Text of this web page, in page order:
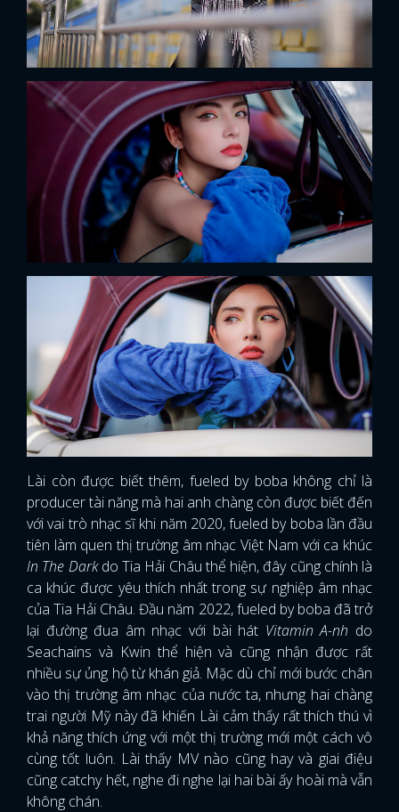
Lài còn được biết thêm, fueled by boba không chỉ là
producer tài năng mà hai anh chàng còn được biết đến
với vai trò nhạc sĩ khi năm 2020, fueled by boba lần đầu
tiên làm quen thị trường âm nhạc Việt Nam với ca khúc
In The Darkdo Tia Hải Châu thể hiện, đây cũng chính là
ca khúc được yêu thích nhất trong sự nghiệp âm nhạc
của Tia Hải Châu. Đầu năm 2022, fueled by boba đã trở
lại đường đua âm nhạc với bài hát Vitamin A-nh do
Seachains và Kwin thể hiện và cũng nhận được rất
nhiều sự ủng hộ từ khán giả. Mặc dù chỉ mới bước chân
vào thị trường âm nhạc của nước ta, nhưng hai chàng
trai người Mỹ này đã khiến Lài cảm thấy rất thích thú vì
khả năng thích ứng với một thị trường mới một cách vô
cùng tốt luôn. Lài thấy MV nào cũng hay và giai điệu
cũng catchy hết, nghe đi nghe lại hai bài ấy hoài mà vẫn
không chán.